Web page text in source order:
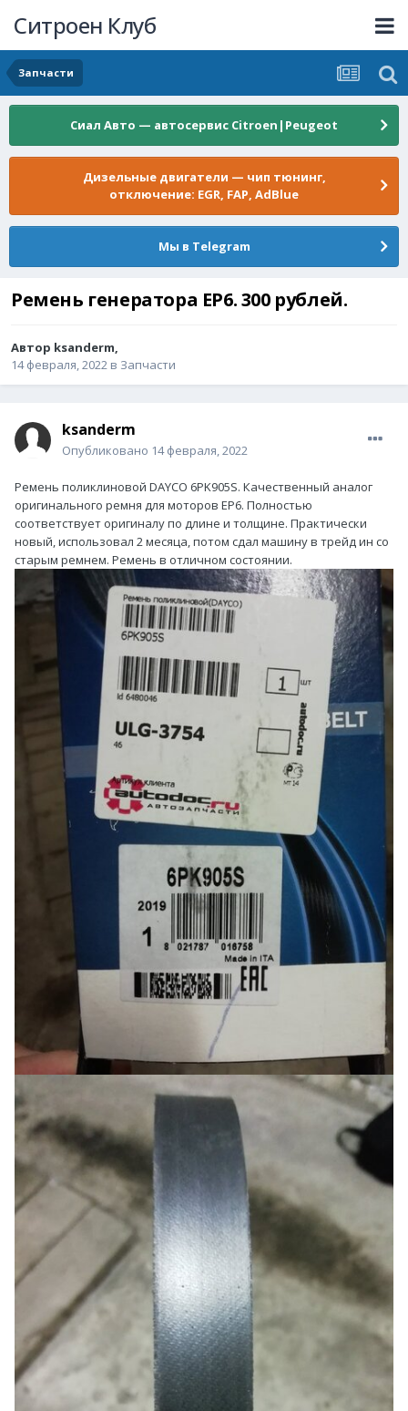
Ситроен Клуб
Запчасти
Сиал Авто — автосервис Citroen|Peugeot
Дизельные двигатели — чип тюнинг,
отключение: EGR, FAP, AdBlue
Мы в Telegram
Ремень генератора EP6. 300 рублей.
Автор ksanderm,
14 февраля, 2022 в Запчасти
ksanderm
Опубликовано 14 февраля, 2022
Ремень поликлиновой DAYCO 6PK905S. Качественный аналог
оригинального ремня для моторов EP6. Полностью
соответствует оригиналу по длине и толщине. Практически
новый, использовал 2 месяца, потом сдал машину в трейд ин со
старым ремнем. Ремень в отличном состоянии.